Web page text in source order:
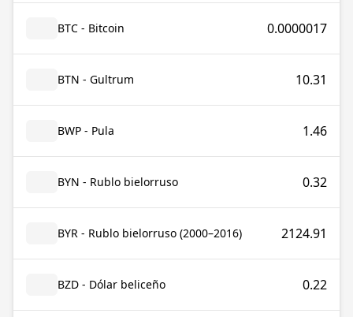
BTC - Bitcoin 0.0000017
BTN - Gultrum 10.31
BWP - Pula 1.46
BYN - Rublo bielorruso 0.32
BYR - Rublo bielorruso (2000–2016) 2124.91
BZD - Dólar beliceño 0.22